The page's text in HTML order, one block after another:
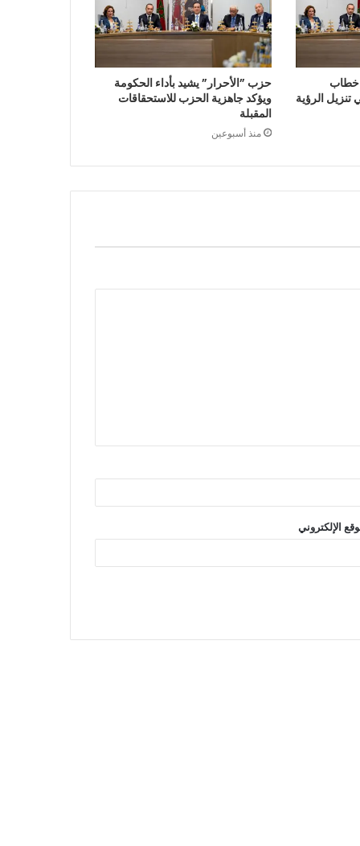
خطاب
الرؤية
حزب ”الأحرار” يشيد بأداء الحكومة
ويؤكد جاهزية الحزب للاستحقاقات
المقبلة
منذ أسبوعين
الإلكتروني